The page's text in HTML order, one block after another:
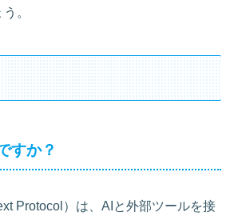
。
すか？
Protocol）は、AIと外部ツールを接